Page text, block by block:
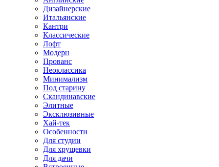
Дизайнерские
Итальянские
Кантри
Классические
Лофт
Модерн
Прованс
Неоклассика
Минимализм
Под старину
Скандинавские
Элитные
Эксклюзивные
Хай-тек
Особенности
Для студии
Для хрущевки
Для дачи